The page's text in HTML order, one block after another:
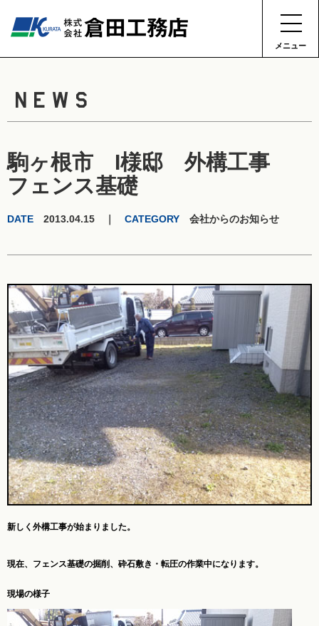
メニュー
NEWS
駒ヶ根市 I様邸 外構工事
フェンス基礎
DATE 2013.04.15 ｜ CATEGORY 会社からのお知らせ
新しく外構工事が始まりました。
現在、 フェンス基礎の掘削、砕石敷き・転圧の作業中になります。
現場の様子